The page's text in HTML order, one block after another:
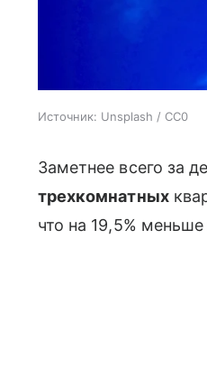
Источник: Unsplash / CC0
Заметнее всего за
трехкомнатных
что на 19,5%